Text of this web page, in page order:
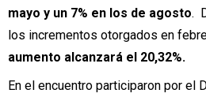
mayo y un 7% en los de agosto.
los incrementos otorgados en
aumento alcanzará el 20,32%.
En el encuentro participaron por el